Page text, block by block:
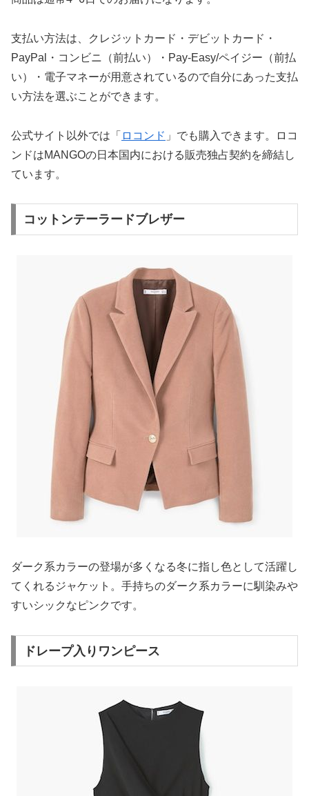
支払い方法は、クレジットカード・デビットカード・
PayPal・コンビニ（前払い）・Pay-Easy/ペイジー（前払
い）・電子マネーが用意されているので自分にあった支払
い方法を選ぶことができます。
公式サイト以外では「 ロコンド 」でも購入できます。ロコ
ンドはMANGOの日本国内における販売独占契約を締結し
ています。
コットンテーラードブレザー
ダーク系カラーの登場が多くなる冬に指し色として活躍し
てくれるジャケット。手持ちのダーク系カラーに馴染みや
すいシックなピンクです。
ドレープ入りワンピース